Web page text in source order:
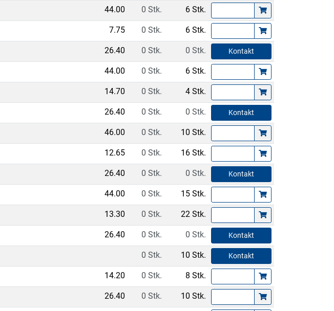
44.00 0 Stk. 6 Stk.
7.75 0 Stk. 6 Stk.
26.40 0 Stk. 0 Stk. Kontakt
44.00 0 Stk. 6 Stk.
14.70 0 Stk. 4 Stk.
26.40 0 Stk. 0 Stk. Kontakt
46.00 0 Stk. 10 Stk.
12.65 0 Stk. 16 Stk.
26.40 0 Stk. 0 Stk. Kontakt
44.00 0 Stk. 15 Stk.
13.30 0 Stk. 22 Stk.
26.40 0 Stk. 0 Stk. Kontakt
0 Stk. 10 Stk. Kontakt
14.20 0 Stk. 8 Stk.
26.40 0 Stk. 10 Stk.